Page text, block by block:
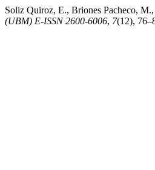
Soliz Quiroz, E., Briones Pacheco,
(UBM) E-ISSN 2600-6006, 7(12),